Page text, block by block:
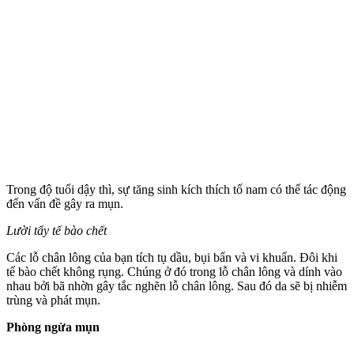
Trong độ tuổi dậ‌y th‌ì, sự tăng sinh kíc‌h thí‌ch tố nam có thể tác động
đến vấn đề gây ra mụn.
Lười tẩy tế bào chết
Các lỗ chân lông của bạn tích tụ dầu, bụi bẩn và vi khuẩn. Đôi khi
tế bào chết không rụng. Chúng ở đó trong lỗ chân lông và dính vào
nhau bởi bã nhờn gây tắc nghẽn lỗ chân lông. Sau đó da sẽ bị nhiễm
trùng và phát mụn.
Phòng ngừa mụn